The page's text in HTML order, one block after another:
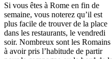
Si vous êtes à Rome en fin de
semaine, vous noterez qu’il est
plus facile de trouver de la place
dans les restaurants, le vendredi
soir. Nombreux sont les Romains
à avoir pris l’habitude de partir